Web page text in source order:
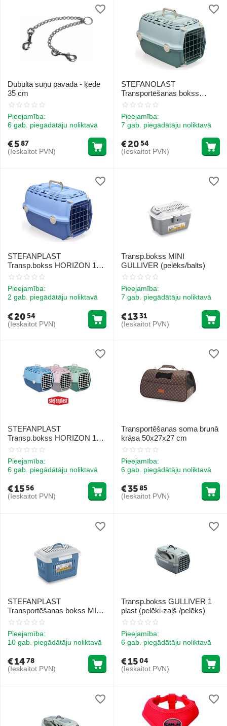
Dubultā suņu pavada - ķēde
35 cm
Pieejamība:
6 gab. piegādātāju noliktavā
€587
(Ieskaitot PVN)
STEFANOLAST
Transportēšanas bokss
HORIZON 1 metāla durvis
Pieejamība:
7 gab. piegādātāju noliktavā
€2054
(Ieskaitot PVN)
STEFANPLAST
Transp.bokss HORIZON 1
metāla durvis (pastēļazils/
zils)), izmēri cm 48 x 32 x
30h
Pieejamība:
2 gab. piegādātāju noliktavā
€2054
(Ieskaitot PVN)
Transp.bokss MINI
GULLIVER (pelēks/balts)
Pieejamība:
7 gab. piegādātāju noliktavā
€1331
(Ieskaitot PVN)
STEFANPLAST
Transp.bokss HORIZON 1
plast. durvis (pasteļzilā/zilā)
Pieejamība:
6 gab. piegādātāju noliktavā
€1556
(Ieskaitot PVN)
Transportēšanas soma brunā
krāsa 50x27x27 cm
Pieejamība:
6 gab. piegādātāju noliktavā
€3585
(Ieskaitot PVN)
STEFANPLAST
Transportēšanas bokss MIDI
GULLIVER (debeszils/balts)
Pieejamība:
10 gab. piegādātāju noliktavā
€1478
(Ieskaitot PVN)
Transp.bokss GULLIVER 1
plast (pelēki-zaļš /pelēks)
Pieejamība:
6 gab. piegādātāju noliktavā
€1504
(Ieskaitot PVN)